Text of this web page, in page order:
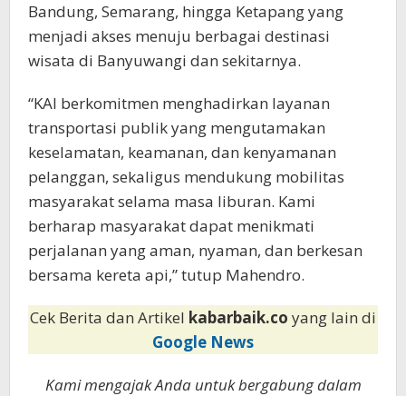
Bandung, Semarang, hingga Ketapang yang
menjadi akses menuju berbagai destinasi
wisata di Banyuwangi dan sekitarnya.
“KAI berkomitmen menghadirkan layanan
transportasi publik yang mengutamakan
keselamatan, keamanan, dan kenyamanan
pelanggan, sekaligus mendukung mobilitas
masyarakat selama masa liburan. Kami
berharap masyarakat dapat menikmati
perjalanan yang aman, nyaman, dan berkesan
bersama kereta api,” tutup Mahendro.
Cek Berita dan Artikel kabarbaik.co yang lain di
Google News
Kami mengajak Anda untuk bergabung dalam